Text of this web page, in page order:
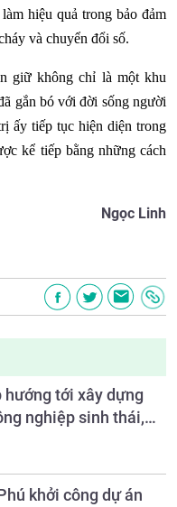
hiệu quả trong bảo đảm
và chuyển đổi số.
giữ không chỉ là một khu
gắn bó với đời sống người
ấy tiếp tục hiện diện trong
kể tiếp bằng những cách
Ngọc Linh
hướng tới xây dựng
nghiệp sinh thái,
khởi công dự án